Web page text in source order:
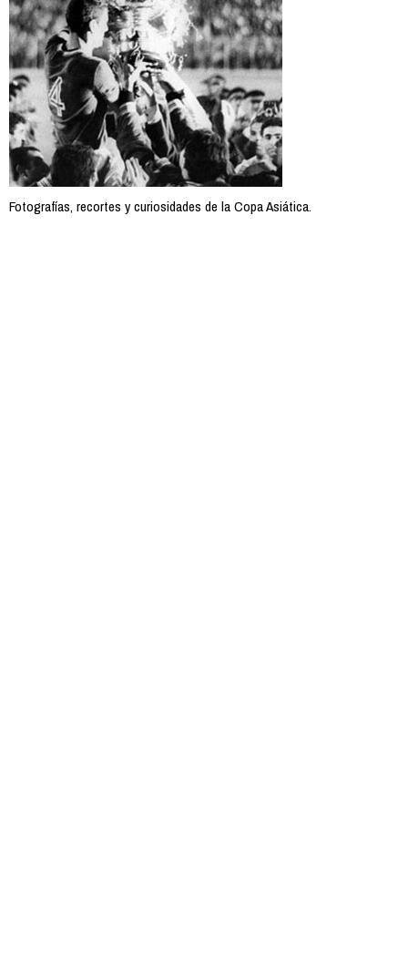
Fotografías, recortes y curiosidades de la Copa Asiática.